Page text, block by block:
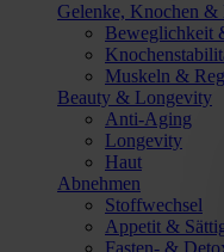
Gelenke, Knochen &
Beweglichkeit
Muskeln &
Beauty & Longevity
Anti-Aging
Longevity
Haut
Abnehmen
Stoffwechsel
Appetit &
Fasten- &